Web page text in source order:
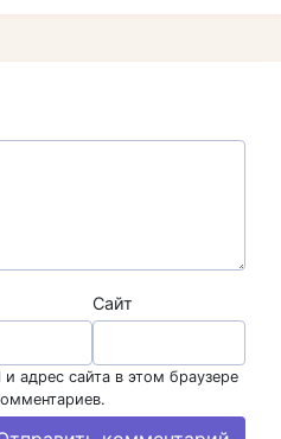
Сайт
адрес сайта в этом браузере